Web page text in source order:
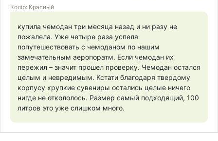
Колір: Красный
купила чемодан три месяца назад и ни разу не
пожалела. Уже четыре раза успела
попутешествовать с чемоданом по нашим
замечательным аеропоратм. Если чемодан их
пережил – значит прошел проверку. Чемодан остался
целым и невредимым. Кстати благодаря твердому
корпусу хрупкие сувениры остались целые ничего
нигде не откололось. Размер самый подходящий, 100
литров это уже слишком много.